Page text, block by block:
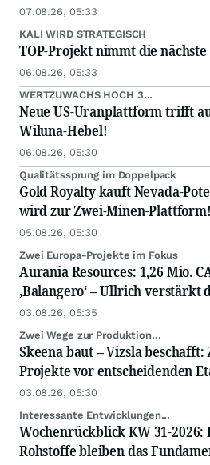
07.08.26, 05:33
KALI WIRD STRATEGISCH
TOP-Projekt nimmt die
06.08.26, 05:33
WERTZUWACHS HOCH 3...
Neue US-Uranplattform trifft
Wiluna-Hebel!
06.08.26, 05:30
Qualitätssprung im Doppelpack
Gold Royalty kauft Nevada-
wird zur Zwei-Minen-Plattform!
05.08.26, 05:30
Zwei Europa-Projekte im Fokus
Aurania Resources: 1,26 Mio. CAD
‚Balangero‘ – Ullrich verstärkt
03.08.26, 05:35
Zwei Wege zur Produktion...
Skeena baut – Vizsla
Projekte vor entscheidenden
03.08.26, 05:30
Interessante Entwicklungen...
Wochenrückblick KW 31-2026:
Rohstoffe bleiben das